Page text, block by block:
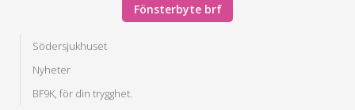
Fönsterbyte brf
Södersjukhuset
Nyheter
BF9K, för din trygghet.